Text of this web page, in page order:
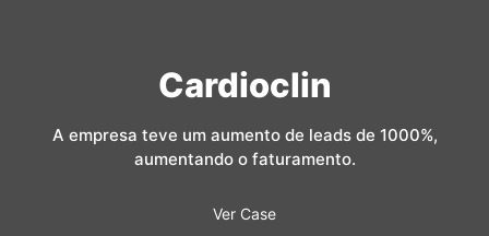
Cardioclin
A empresa teve um aumento de leads de 1000%,
aumentando o faturamento.
Ver Case